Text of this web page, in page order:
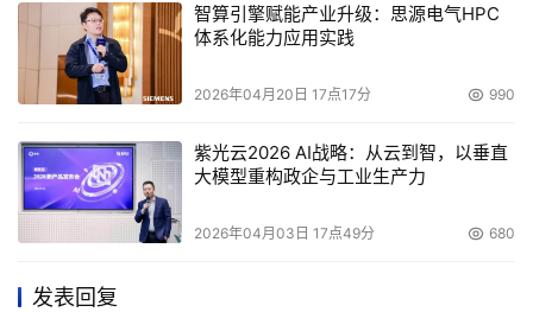
智算引擎赋能产业升级：思源电气HPC
体系化能力应用实践
2026年04月20日 17点17分 990
紫光云2026 AI战略：从云到智，以垂直
大模型重构政企与工业生产力
2026年04月03日 17点49分 680
发表回复